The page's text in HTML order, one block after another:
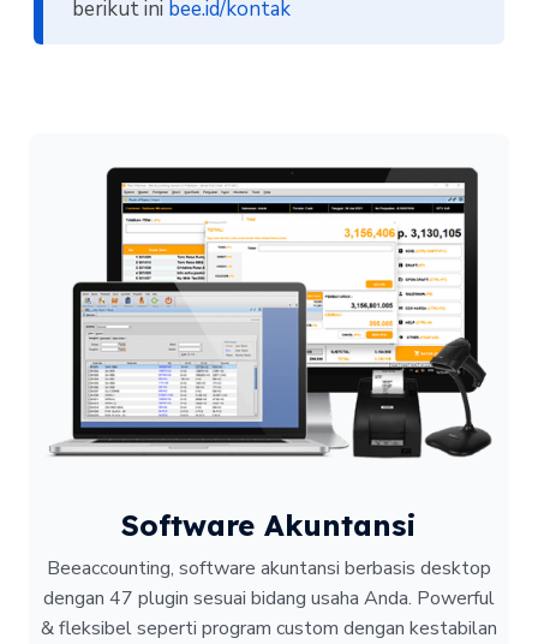
berikut ini bee.id/kontak
Software Akuntansi
Beeaccounting, software akuntansi berbasis desktop
dengan 47 plugin sesuai bidang usaha Anda. Powerful
& fleksibel seperti program custom dengan kestabilan